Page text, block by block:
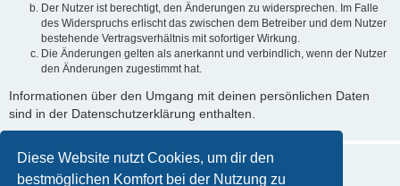
Diese Website nutzt Cookies, um dir den
bestmöglichen Komfort bei der Nutzung zu
Der Nutzer ist berechtigt, den Änderungen zu widersprechen. Im Falle
des Widerspruchs erlischt das zwischen dem Betreiber und dem Nutzer
bestehende Vertragsverhältnis mit sofortiger Wirkung.
Die Änderungen gelten als anerkannt und verbindlich, wenn der Nutzer
den Änderungen zugestimmt hat.
Informationen über den Umgang mit deinen persönlichen Daten
sind in der Datenschutzerklärung enthalten.